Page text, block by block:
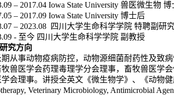
– 2017.04 Iowa State University 兽医微生物 博
– 2017.09 Iowa State University 博士后
– 2023.08 四川大学生命科学学院 特聘副研
- 至今 四川大学生命科学学院 副教授
研究方向
期从事动物疫病防控，动物源细菌耐药性及致
兽医学会药理毒理学分会理事，畜牧兽医学
会理事。讲授全英文《微生物学》、《动物
Veterinary Microbiology, Antimicrobial